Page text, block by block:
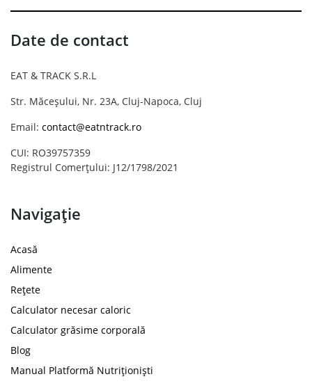
Date de contact
EAT & TRACK S.R.L
Str. Măceșului, Nr. 23A, Cluj-Napoca, Cluj
Email: contact@eatntrack.ro
CUI: RO39757359
Registrul Comerțului: J12/1798/2021
Navigație
Acasă
Alimente
Rețete
Calculator necesar caloric
Calculator grăsime corporală
Blog
Manual Platformă Nutriționiști